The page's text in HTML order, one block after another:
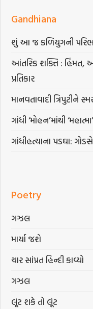
Gandhiana
શું આ જ કળિયુગની
આંતરિક શક્તિ : હિંમત,
પ્રતિકાર
માનવતાવાદી ત્રિપુટીને
ગાંધી ‘મોહન’માંથી
ગાંધીહત્યાના પડઘા:
Poetry
ગઝલ
માર્યા જશે
ચાર સાંપ્રત હિન્દી કાવ્યો
ગઝલ
લૂંટ શકે તો લૂંટ